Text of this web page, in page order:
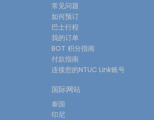
常见问题
如何预订
巴士行程
我的订单
BOT 积分指南
付款指南
连接您的NTUC Link账号
国际网站
泰国
印尼